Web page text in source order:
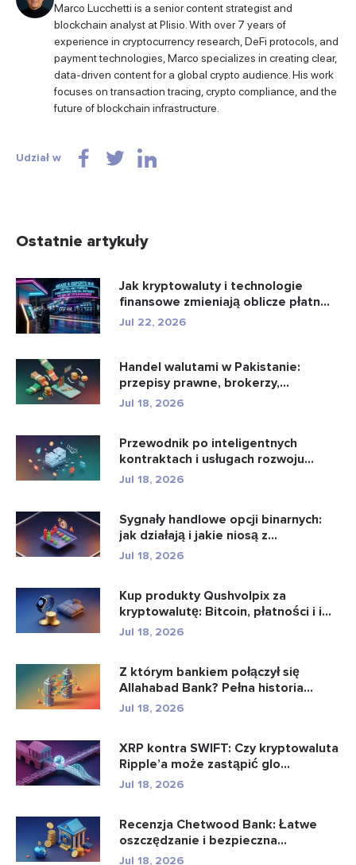
Marco Lucchetti is a senior content strategist and
blockchain analyst at Plisio. With over 7 years of
experience in cryptocurrency research, DeFi protocols, and
payment technologies, Marco specializes in creating clear,
data-driven content for a global crypto audience. His work
focuses on transaction tracing, crypto compliance, and the
future of blockchain infrastructure.
Udział w
Ostatnie artykuły
Jak kryptowaluty i technologie
finansowe zmieniają oblicze płatn...
Jul 22, 2026
Handel walutami w Pakistanie:
przepisy prawne, brokerzy,
aplikacje...
Jul 18, 2026
Przewodnik po inteligentnych
kontraktach i usługach rozwoju
intel...
Jul 18, 2026
Sygnały handlowe opcji binarnych:
jak działają i jakie niosą z...
Jul 18, 2026
Kup produkty Qushvolpix za
kryptowalutę: Bitcoin, płatności i i...
Jul 18, 2026
Z którym bankiem połączył się
Allahabad Bank? Pełna historia...
Jul 18, 2026
XRP kontra SWIFT: Czy kryptowaluta
Ripple’a może zastąpić glo...
Jul 18, 2026
Recenzja Chetwood Bank: Łatwe
oszczędzanie i bezpieczna
bankowo�...
Jul 18, 2026